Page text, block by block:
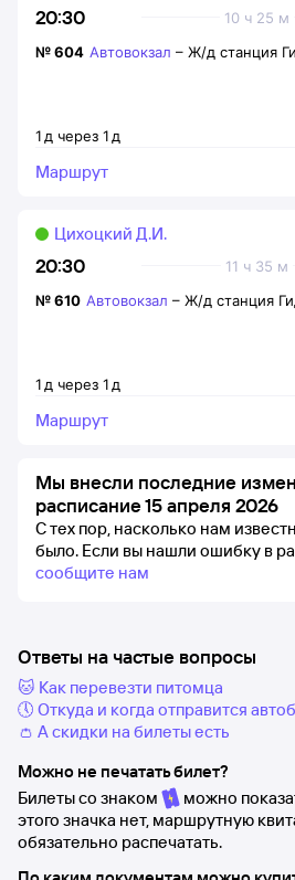
20:30 10 ч 25 м
1 д через 1 д
№604 Автовокзал – Ж/д станция
Маршрут
20:30 11 ч 35 м
Цихоцкий Д.И.
1 д через 1 д
№610 Автовокзал – Ж/д станция
Маршрут
Мы внесли последние
расписание 15 апреля 2026
С тех пор, насколько нам
было. Если вы нашли ошибку в
сообщите нам
Ответы на частые вопросы
🐱 Как перевезти питомца
🕔 Откуда и когда отправится
👛 А скидки на билеты есть
Можно не печатать билет?
Билеты со знаком
можно
этого значка нет, маршрутную
обязательно распечатать.